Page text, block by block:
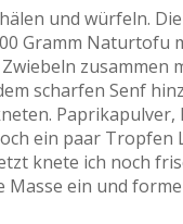
und würfeln.
Gramm Naturtofu
zusammen
scharfen Senf
Paprikapulver,
ein paar Tropfen
knete ich noch
ein und